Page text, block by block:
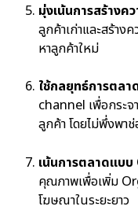
มุ่งเน้นการสร้าง
ลูกค้าเก่าและสร้าง
หาลูกค้าใหม่
ใช้กลยุทธ์การตล
channel เพื่อกระจ
ลูกค้า โดยไม่พึ่งพา
เน้นการตลาดแบ
คุณภาพเพื่อเพิ่ม
โฆษณาในระยะยาว